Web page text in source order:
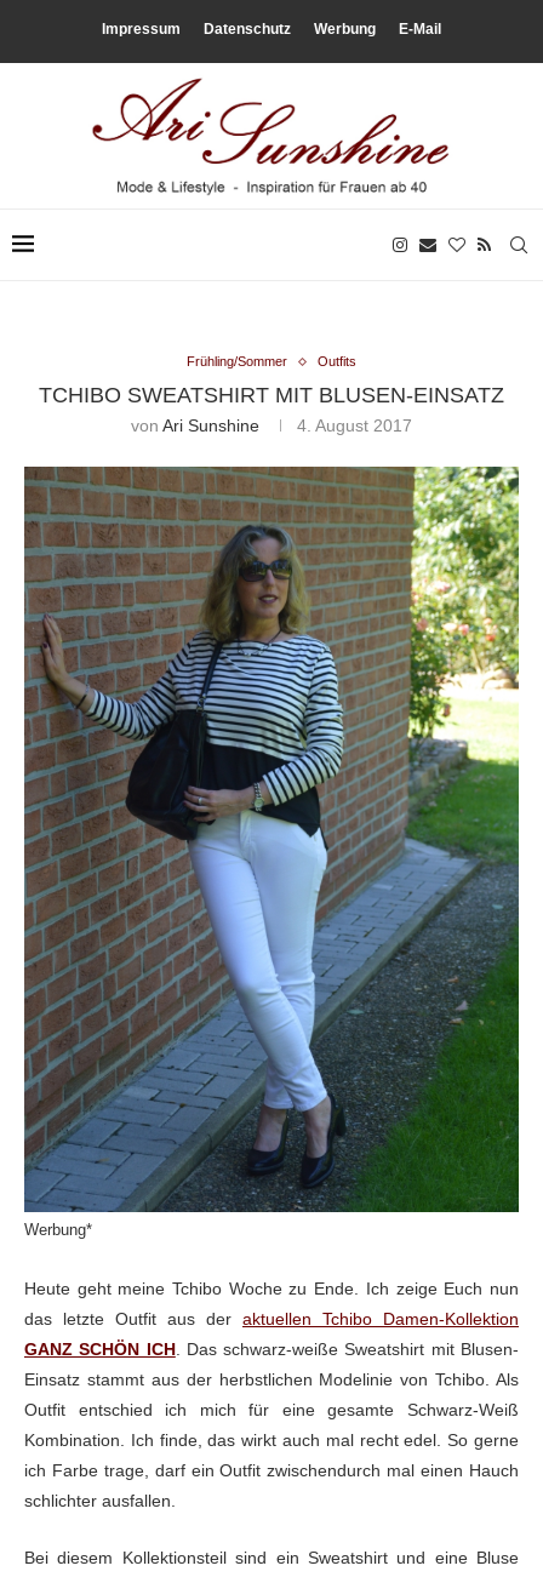
Impressum Datenschutz Werbung E-Mail
Frühling/Sommer Outfits
TCHIBO SWEATSHIRT MIT BLUSEN-EINSATZ
von Ari Sunshine 4. August 2017
Werbung*
Heute geht meine Tchibo Woche zu Ende. Ich zeige Euch nun
das letzte Outfit aus der aktuellen Tchibo Damen-Kollektion
GANZ SCHÖN ICH. Das schwarz-weiße Sweatshirt mit Blusen-
Einsatz stammt aus der herbstlichen Modelinie von Tchibo. Als
Outfit entschied ich mich für eine gesamte Schwarz-Weiß
Kombination. Ich finde, das wirkt auch mal recht edel. So gerne
ich Farbe trage, darf ein Outfit zwischendurch mal einen Hauch
schlichter ausfallen.
Bei diesem Kollektionsteil sind ein Sweatshirt und eine Bluse